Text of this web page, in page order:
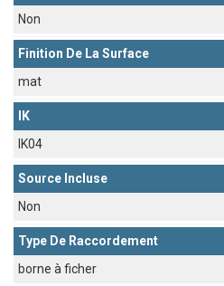
Non
Finition De La Surface
mat
IK
IK04
Source Incluse
Non
Type De Raccordement
borne à ficher